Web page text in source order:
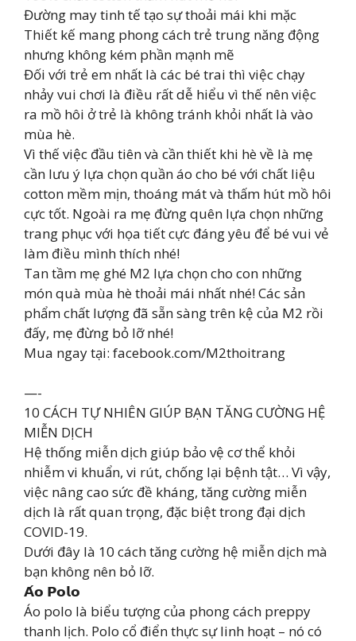
Đường may tinh tế tạo sự thoải mái khi mặc
Thiết kế mang phong cách trẻ trung năng động
nhưng không kém phần mạnh mẽ
Đối với trẻ em nhất là các bé trai thì việc chạy
nhảy vui chơi là điều rất dễ hiểu vì thế nên việc
ra mồ hôi ở trẻ là không tránh khỏi nhất là vào
mùa hè.
Vì thế việc đầu tiên và cần thiết khi hè về là mẹ
cần lưu ý lựa chọn quần áo cho bé với chất liệu
cotton mềm mịn, thoáng mát và thấm hút mồ hôi
cực tốt. Ngoài ra mẹ đừng quên lựa chọn những
trang phục với họa tiết cực đáng yêu để bé vui vẻ
làm điều mình thích nhé!
Tan tầm mẹ ghé M2 lựa chọn cho con những
món quà mùa hè thoải mái nhất nhé! Các sản
phẩm chất lượng đã sẵn sàng trên kệ của M2 rồi
đấy, mẹ đừng bỏ lỡ nhé!
Mua ngay tại: facebook.com/M2thoitrang
—-
10 CÁCH TỰ NHIÊN GIÚP BẠN TĂNG CƯỜNG HỆ
MIỄN DỊCH
Hệ thống miễn dịch giúp bảo vệ cơ thể khỏi
nhiễm vi khuẩn, vi rút, chống lại bệnh tật… Vì vậy,
việc nâng cao sức đề kháng, tăng cường miễn
dịch là rất quan trọng, đặc biệt trong đại dịch
COVID-19.
Dưới đây là 10 cách tăng cường hệ miễn dịch mà
bạn không nên bỏ lỡ.
𝗔́𝗼 𝗣𝗼𝗹𝗼
Áo polo là biểu tượng của phong cách preppy
thanh lịch. Polo cổ điển thực sự linh hoạt – nó có